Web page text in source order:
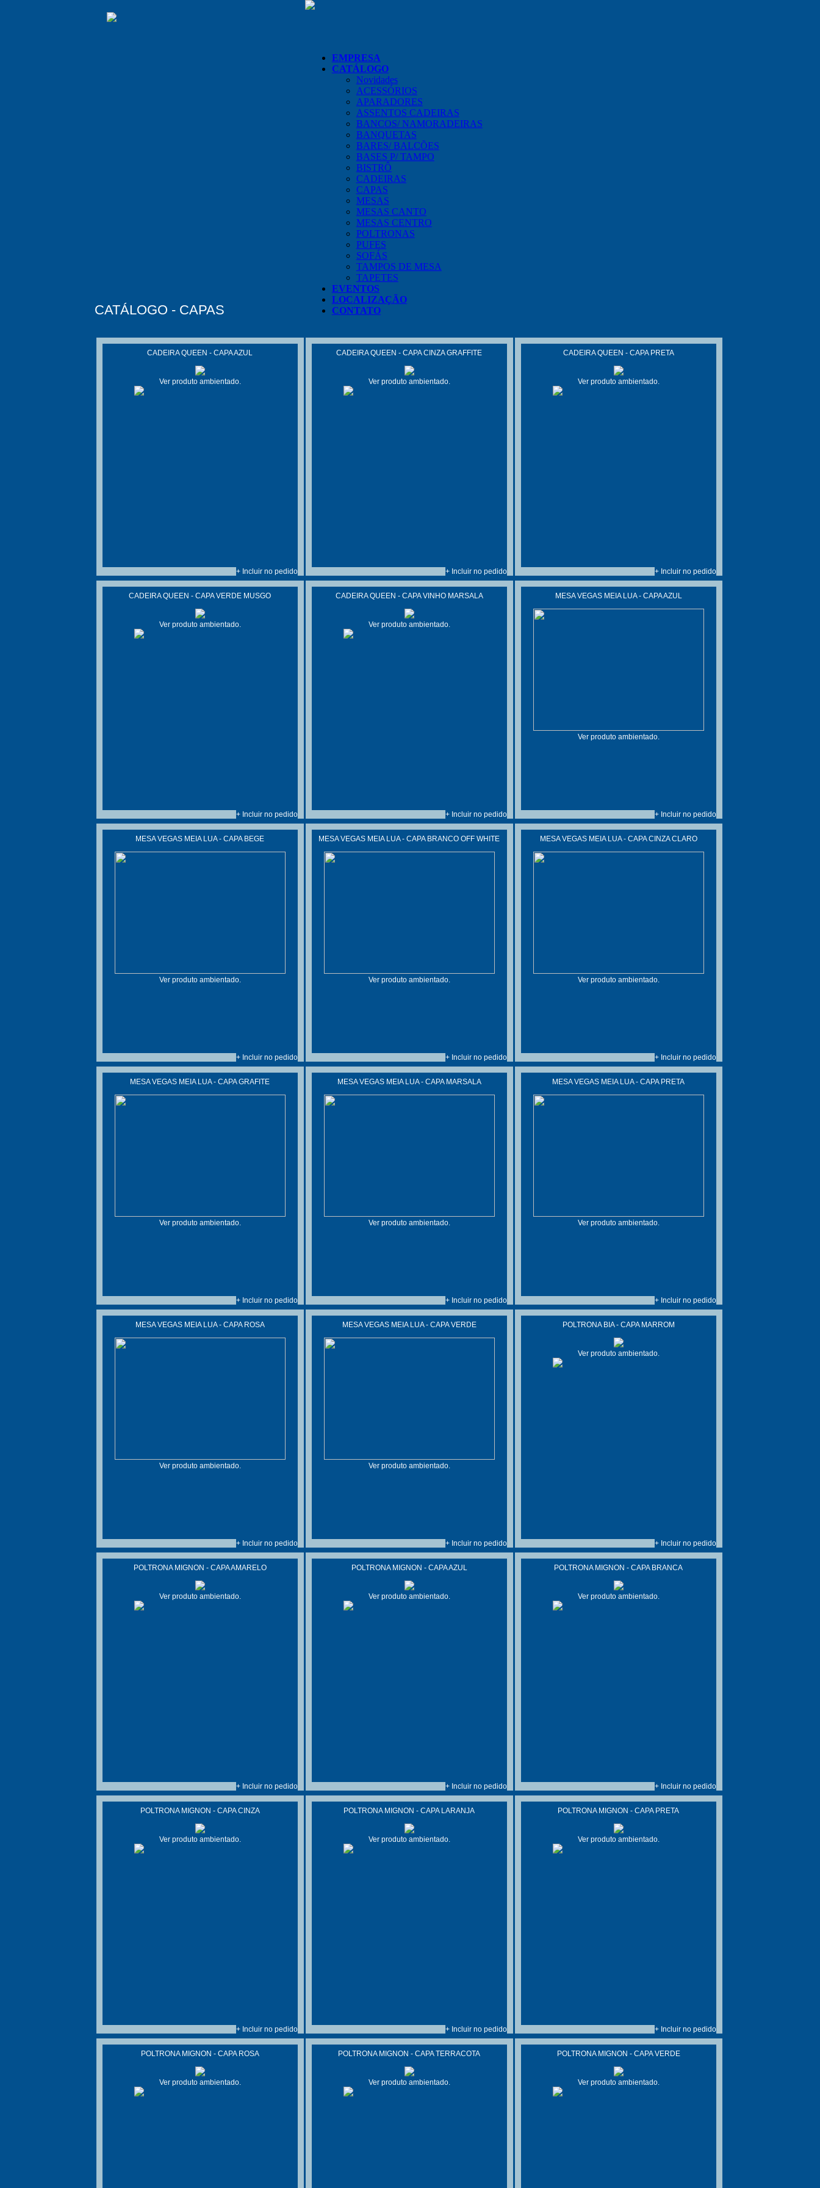
EMPRESA
CATÁLOGO
Novidades
ACESSÓRIOS
APARADORES
ASSENTOS CADEIRAS
BANCOS/ NAMORADEIRAS
BANQUETAS
BARES/ BALCÕES
BASES P/ TAMPO
BISTRÔ
CADEIRAS
CAPAS
MESAS
MESAS CANTO
MESAS CENTRO
POLTRONAS
PUFES
SOFÁS
TAMPOS DE MESA
TAPETES
EVENTOS
LOCALIZAÇÃO
CONTATO
CATÁLOGO - CAPAS
CADEIRA QUEEN - CAPA AZUL
Ver produto ambientado.
+ Incluir no pedido
CADEIRA QUEEN - CAPA CINZA GRAFFITE
Ver produto ambientado.
+ Incluir no pedido
CADEIRA QUEEN - CAPA PRETA
Ver produto ambientado.
+ Incluir no pedido
CADEIRA QUEEN - CAPA VERDE MUSGO
Ver produto ambientado.
+ Incluir no pedido
CADEIRA QUEEN - CAPA VINHO MARSALA
Ver produto ambientado.
+ Incluir no pedido
MESA VEGAS MEIA LUA - CAPA AZUL
Ver produto ambientado.
+ Incluir no pedido
MESA VEGAS MEIA LUA - CAPA BEGE
Ver produto ambientado.
+ Incluir no pedido
MESA VEGAS MEIA LUA - CAPA BRANCO OFF WHITE
Ver produto ambientado.
+ Incluir no pedido
MESA VEGAS MEIA LUA - CAPA CINZA CLARO
Ver produto ambientado.
+ Incluir no pedido
MESA VEGAS MEIA LUA - CAPA GRAFITE
Ver produto ambientado.
+ Incluir no pedido
MESA VEGAS MEIA LUA - CAPA MARSALA
Ver produto ambientado.
+ Incluir no pedido
MESA VEGAS MEIA LUA - CAPA PRETA
Ver produto ambientado.
+ Incluir no pedido
MESA VEGAS MEIA LUA - CAPA ROSA
Ver produto ambientado.
+ Incluir no pedido
MESA VEGAS MEIA LUA - CAPA VERDE
Ver produto ambientado.
+ Incluir no pedido
POLTRONA BIA - CAPA MARROM
Ver produto ambientado.
+ Incluir no pedido
POLTRONA MIGNON - CAPA AMARELO
Ver produto ambientado.
+ Incluir no pedido
POLTRONA MIGNON - CAPA AZUL
Ver produto ambientado.
+ Incluir no pedido
POLTRONA MIGNON - CAPA BRANCA
Ver produto ambientado.
+ Incluir no pedido
POLTRONA MIGNON - CAPA CINZA
Ver produto ambientado.
+ Incluir no pedido
POLTRONA MIGNON - CAPA LARANJA
Ver produto ambientado.
+ Incluir no pedido
POLTRONA MIGNON - CAPA PRETA
Ver produto ambientado.
+ Incluir no pedido
POLTRONA MIGNON - CAPA ROSA
Ver produto ambientado.
POLTRONA MIGNON - CAPA TERRACOTA
Ver produto ambientado.
POLTRONA MIGNON - CAPA VERDE
Ver produto ambientado.